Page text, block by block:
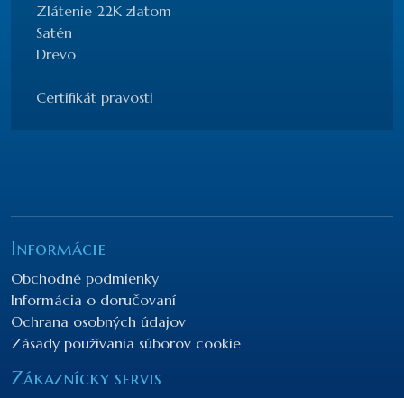
Zlátenie 22K zlatom
Satén
Drevo
Certifikát pravosti
Informácie
Obchodné podmienky
Informácia o doručovaní
Ochrana osobných údajov
Zásady používania súborov cookie
Zákaznícky servis